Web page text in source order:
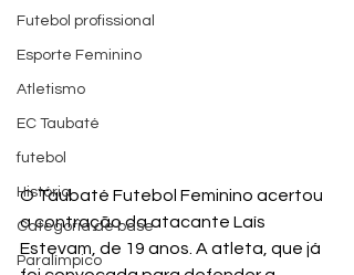
Futebol profissional
Esporte Feminino
Atletismo
EC Taubaté
futebol
História
Categoria de base
Paralímpico
O Taubaté Futebol Feminino acertou
a contração da atacante Laís
Estevam, de 19 anos. A atleta, que já